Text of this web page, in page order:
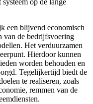
op de lange
een blijvend economisch
van de bedrijfsvoering
Het verduurzamen
Hierdoor kunnen
worden behouden en
Tegelijkertijd biedt de
te realiseren, zoals
remmen van de